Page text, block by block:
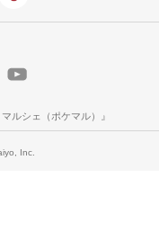
ルシェ（ポケマル）』
Inc.